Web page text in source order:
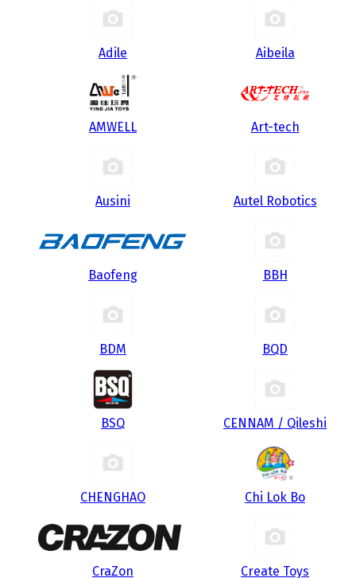
Adile Aibeila
AMWELL Art-tech
Ausini Autel Robotics
Baofeng BBH
BDM BQD
BSQ CENNAM / Qileshi
CHENGHAO Chi Lok Bo
CraZon Create Toys